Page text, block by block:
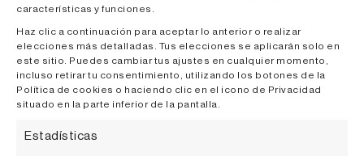
características y funciones.
Haz clic a continuación para aceptar lo anterior o realizar
elecciones más detalladas. Tus elecciones se aplicarán solo en
este sitio. Puedes cambiar tus ajustes en cualquier momento,
incluso retirar tu consentimiento, utilizando los botones de la
Política de cookies o haciendo clic en el icono de Privacidad
situado en la parte inferior de la pantalla.
Estadísticas